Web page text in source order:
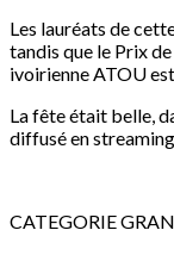
Les lauréats de
tandis que le Prix
ivoirienne ATOU
La fête était belle,
diffusé en
CATEGORIE